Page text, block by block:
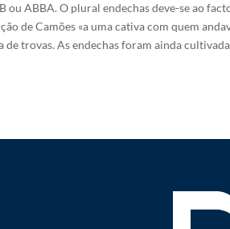
ABBA. O plural endechas deve-se ao
de Camões «a uma cativa com quem
de trovas. As endechas foram ainda